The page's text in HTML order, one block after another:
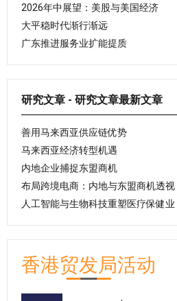
2026年中展望：美股与美国经济
大平稳时代渐行渐远
广东推进服务业扩能提质
研究文章 - 研究文章最新文章
善用马来西亚供应链优势
马来西亚经济转型机遇
内地企业捕捉东盟商机
布局跨境电商：内地与东盟商机透视
人工智能与生物科技重塑医疗保健业
香港贸发局活动